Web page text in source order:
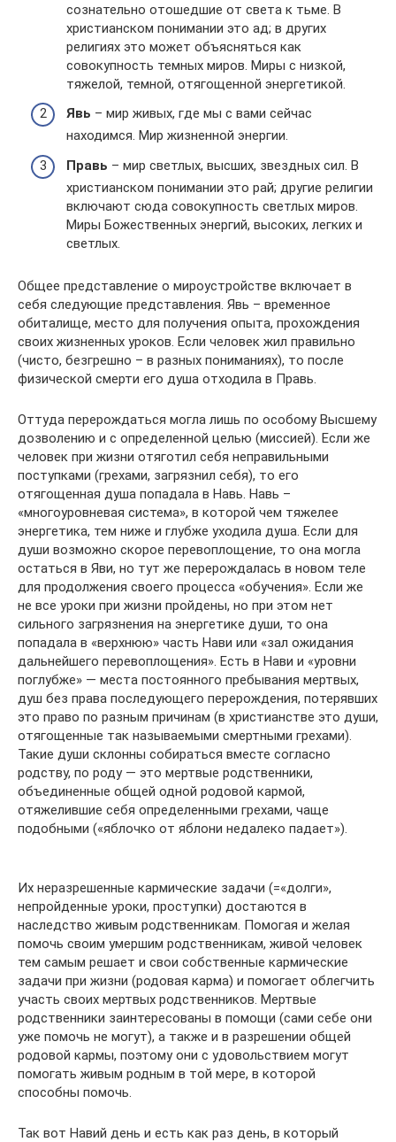
сознательно отошедшие от света к тьме. В
христианском понимании это ад; в других
религиях это может объясняться как
совокупность темных миров. Миры с низкой,
тяжелой, темной, отягощенной энергетикой.
Явь – мир живых, где мы с вами сейчас
находимся. Мир жизненной энергии.
Правь – мир светлых, высших, звездных сил. В
христианском понимании это рай; другие религии
включают сюда совокупность светлых миров.
Миры Божественных энергий, высоких, легких и
светлых.
Общее представление о мироустройстве включает в
себя следующие представления. Явь – временное
обиталище, место для получения опыта, прохождения
своих жизненных уроков. Если человек жил правильно
(чисто, безгрешно – в разных пониманиях), то после
физической смерти его душа отходила в Правь.
Оттуда перерождаться могла лишь по особому Высшему
дозволению и с определенной целью (миссией). Если же
человек при жизни отяготил себя неправильными
поступками (грехами, загрязнил себя), то его
отягощенная душа попадала в Навь. Навь –
«многоуровневая система», в которой чем тяжелее
энергетика, тем ниже и глубже уходила душа. Если для
души возможно скорое перевоплощение, то она могла
остаться в Яви, но тут же перерождалась в новом теле
для продолжения своего процесса «обучения». Если же
не все уроки при жизни пройдены, но при этом нет
сильного загрязнения на энергетике души, то она
попадала в «верхнюю» часть Нави или «зал ожидания
дальнейшего перевоплощения». Есть в Нави и «уровни
поглубже» — места постоянного пребывания мертвых,
душ без права последующего перерождения, потерявших
это право по разным причинам (в христианстве это души,
отягощенные так называемыми смертными грехами).
Такие души склонны собираться вместе согласно
родству, по роду — это мертвые родственники,
объединенные общей одной родовой кармой,
отяжелившие себя определенными грехами, чаще
подобными («яблочко от яблони недалеко падает»).
Их неразрешенные кармические задачи (=«долги»,
непройденные уроки, проступки) достаются в
наследство живым родственникам. Помогая и желая
помочь своим умершим родственникам, живой человек
тем самым решает и свои собственные кармические
задачи при жизни (родовая карма) и помогает облегчить
участь своих мертвых родственников. Мертвые
родственники заинтересованы в помощи (сами себе они
уже помочь не могут), а также и в разрешении общей
родовой кармы, поэтому они с удовольствием могут
помогать живым родным в той мере, в которой
способны помочь.
Так вот Навий день и есть как раз день, в который